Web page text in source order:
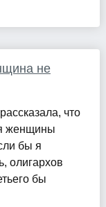
не
что
женщины
бы я
олигархов
бы